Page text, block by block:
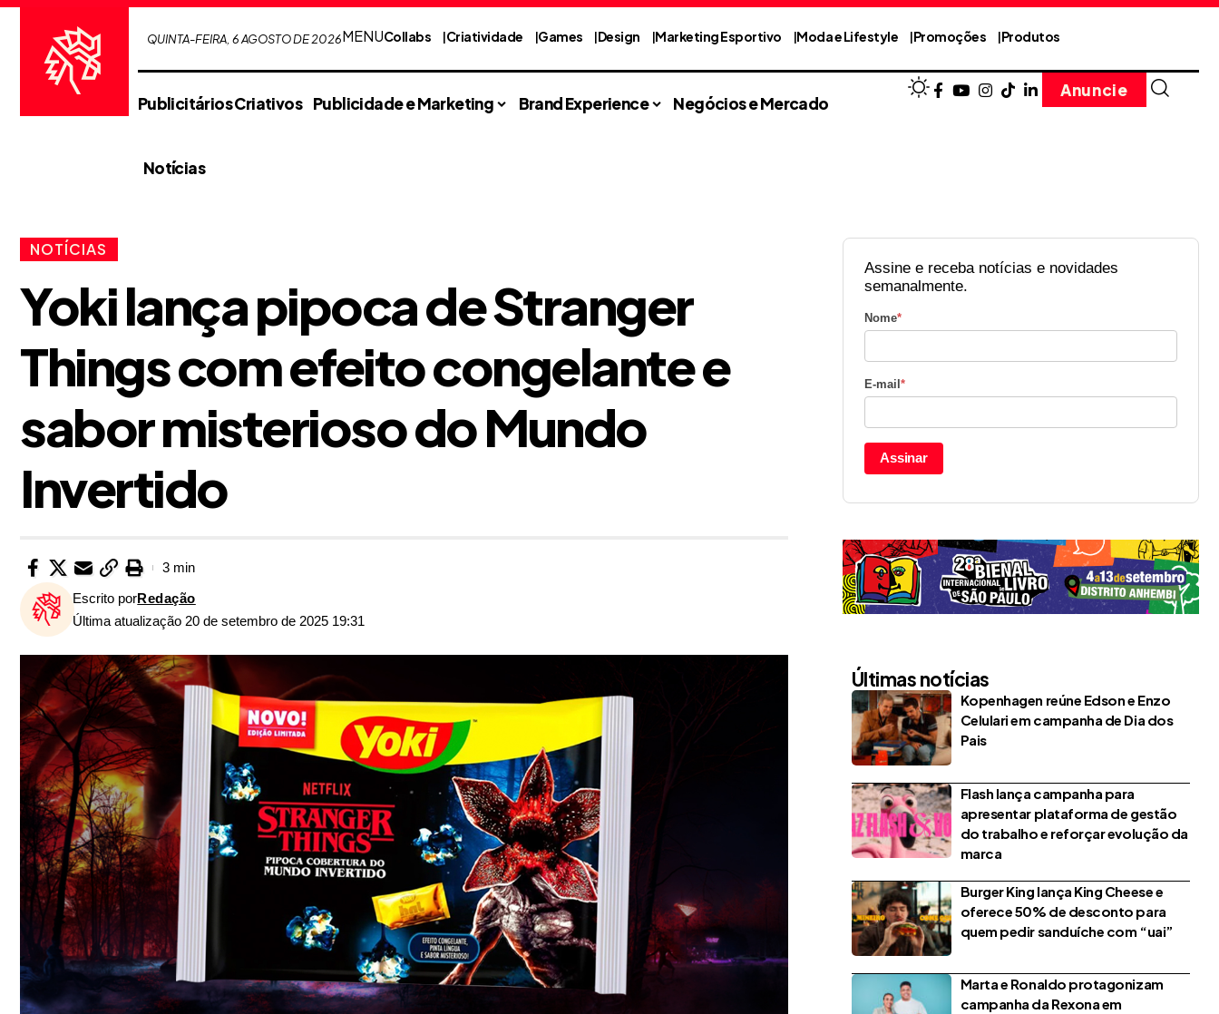
QUINTA-FEIRA, 6 AGOSTO DE 2026MENUCollabs Criatividade Games Design Marketing Esportivo Moda e Lifestyle Promoções Produtos
Publicitários Criativos Publicidade e Marketing Brand Experience Negócios e Mercado
Notícias
Anuncie
NOTÍCIAS
Yoki lança pipoca de Stranger
Things com efeito congelante e
sabor misterioso do Mundo
Invertido
Última atualização 20 de setembro de 2025 19:31
Escrito porRedação
3 min
Assine e receba notícias e novidades
semanalmente.
Nome*
E-mail *
Assinar
Últimas notícias
Kopenhagen reúne Edson e Enzo
Celulari em campanha de Dia dos
Pais
Flash lança campanha para
apresentar plataforma de gestão
do trabalho e reforçar evolução da
marca
Burger King lança King Cheese e
oferece 50% de desconto para
quem pedir sanduíche com “uai”
Marta e Ronaldo protagonizam
campanha da Rexona em